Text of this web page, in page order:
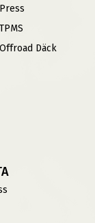
Press
TPMS
Offroad Däck